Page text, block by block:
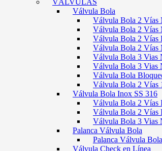
VÁLVULAS
Válvula Bola
Válvula Bola 2 Vías
Válvula Bola 2 Vías
Válvula Bola 2 Vías
Válvula Bola 2 Vías
Válvula Bola 3 Vias
Válvula Bola 3 Vias
Válvula Bola
Válvula Bola 2 Vías
Válvula Bola Inox SS 316
Válvula Bola 2 Vías
Válvula Bola 2 Vías
Válvula Bola 3 Vias
Palanca Válvula Bola
Palanca Válvula
Válvula Check en Línea